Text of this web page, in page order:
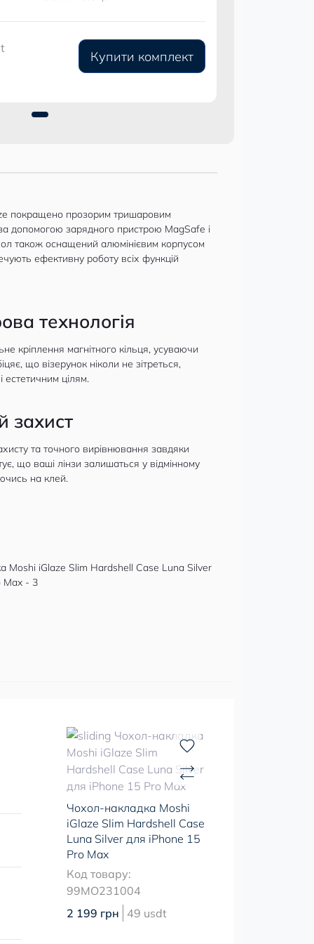
Купити комплект
покращено прозорим тришаровим
допомогою зарядного пристрою MagSafe і
також оснащений алюмінієвим корпусом
ефективну роботу всіх функцій
технологія
кріплення магнітного кільця, усуваючи
що візерунок ніколи не зітреться,
естетичним цілям.
захист
та точного вирівнювання завдяки
що ваші лінзи залишаться у відмінному
на клей.
Чохол-накладка Moshi
iGlaze Slim Hardshell Case
Luna Silver для iPhone 15
Pro Max
Код товару:
99MO231004
2 199 грн
49 usdt